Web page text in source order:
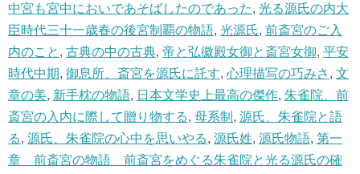
中宮も宮中においであそばしたのであった, 光る源氏の内大
臣時代三十一歳春の後宮制覇の物語, 光源氏, 前斎宮のご入
内のこと , 古典の中の古典, 帝と弘徽殿女御と斎宮女御, 平安
時代中期, 御息所、斎宮を源氏に託す, 心理描写の巧みさ , 文
章の美, 新手枕の物語, 日本文学史上最高の傑作, 朱雀院、前
斎宮の入内に際して贈り物する, 母系制 , 源氏、朱雀院と語
る, 源氏、朱雀院の心中を思いやる, 源氏姓, 源氏物語, 第一
章 前斎宮の物語 前斎宮をめぐる朱雀院と光る源氏の確